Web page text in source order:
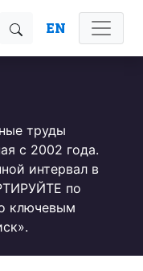
EN
труды
с 2002 года.
интервал в
по
ключевым